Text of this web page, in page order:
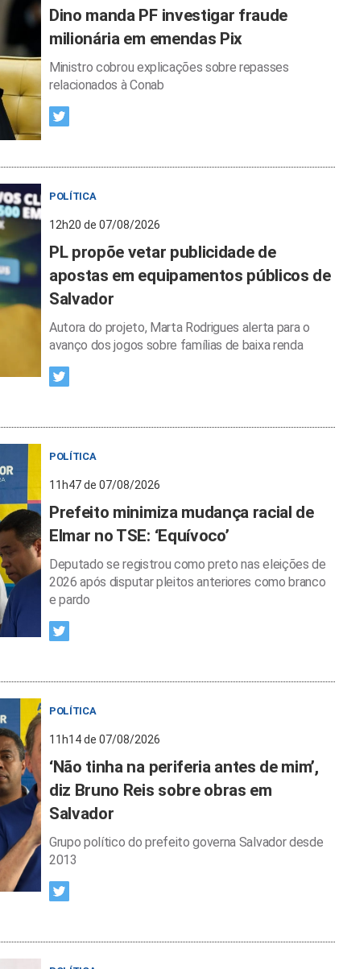
Dino manda PF investigar fraude
milionária em emendas Pix
Ministro cobrou explicações sobre repasses
relacionados à Conab
POLÍTICA
12h20 de 07/08/2026
PL propõe vetar publicidade de
apostas em equipamentos públicos de
Salvador
Autora do projeto, Marta Rodrigues alerta para o
avanço dos jogos sobre famílias de baixa renda
POLÍTICA
11h47 de 07/08/2026
Prefeito minimiza mudança racial de
Elmar no TSE: ‘Equívoco’
Deputado se registrou como preto nas eleições de
2026 após disputar pleitos anteriores como branco
e pardo
POLÍTICA
11h14 de 07/08/2026
‘Não tinha na periferia antes de mim’,
diz Bruno Reis sobre obras em
Salvador
Grupo político do prefeito governa Salvador desde
2013